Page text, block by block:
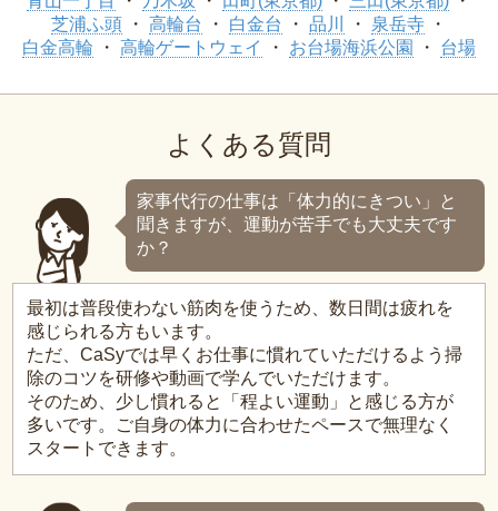
芝浦ふ頭
高輪台 白金台 品川
泉岳寺
白金高輪
高輪ゲートウェイ お台場海浜公園 台場
よくある質問
家事代行の仕事は「体力的にきつい」と
聞きますが、運動が苦手でも大丈夫です
か？
最初は普段使わない筋肉を使うため、数日間は疲れを
感じられる方もいます。
ただ、CaSyでは早くお仕事に慣れていただけるよう掃
除のコツを研修や動画で学んでいただけます。
そのため、少し慣れると「程よい運動」と感じる方が
多いです。ご自身の体力に合わせたペースで無理なく
スタートできます。